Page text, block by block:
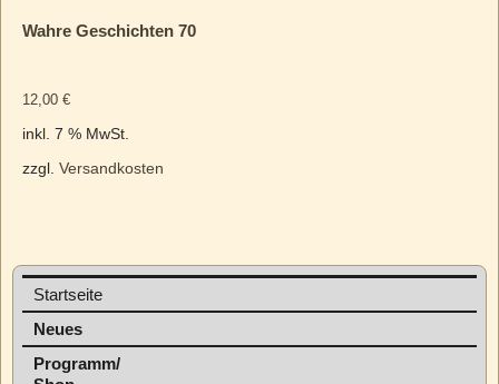
Wahre Geschichten 70
12,00 €
inkl. 7 % MwSt.
zzgl. Versandkosten
Startseite
Neues
Programm/